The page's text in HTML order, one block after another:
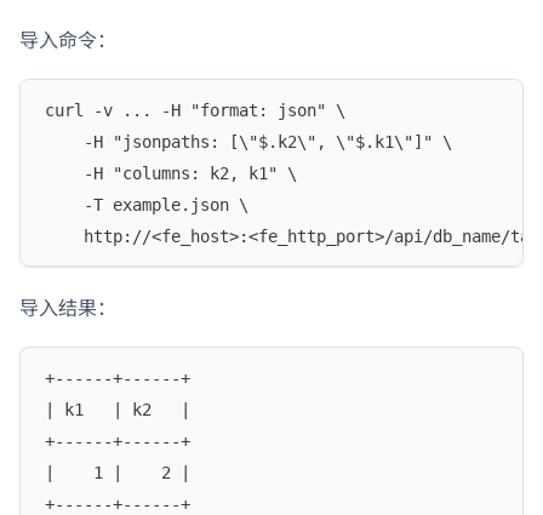
导入命令：
curl -v ... -H "format: json" \
    -H "jsonpaths: [\"$.k2\", \"$.k1\"]" \
    -H "columns: k2, k1" \
    -T example.json \
http://<fe_host>:<fe_http_port>/api/db_name/
导入结果：
+------+------+
| k1   | k2   |
+------+------+
|    1 |    2 |
+------+------+